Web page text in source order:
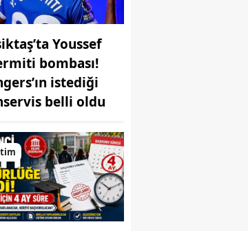
Youssef
bombası!
istediği
belli oldu